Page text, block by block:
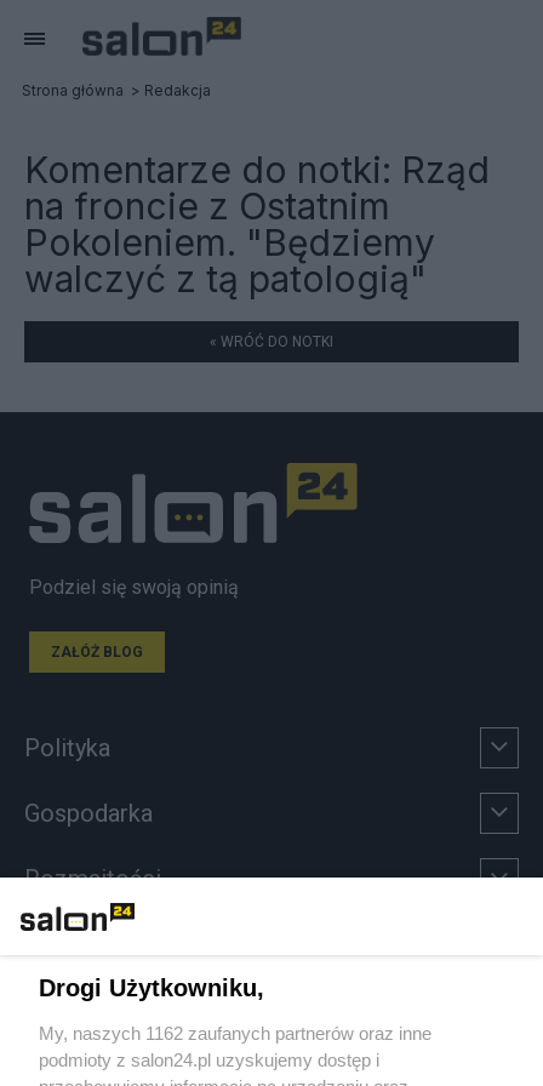
Strona główna Redakcja
Komentarze do notki: Rząd
na froncie z Ostatnim
Pokoleniem. "Będziemy
walczyć z tą patologią"
« WRÓĆ DO NOTKI
Podziel się swoją opinią
ZAŁÓŻ BLOG
Polityka
Gospodarka
Rozmaitości
Sport
Społeczeństwo
Drogi Użytkowniku,
My, naszych 1162 zaufanych partnerów oraz inne
podmioty z salon24.pl uzyskujemy dostęp i